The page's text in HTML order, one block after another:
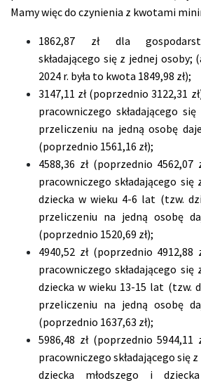
Mamy więc do czynienia z kwotami
1862,87 zł dla
składającego się z jednej
2024 r. była to kwota 1849,98 zł);
3147,11 zł (poprzednio 3122,31
pracowniczego składającego
przeliczeniu na jedną osobę
(poprzednio 1561,16 zł);
4588,36 zł (poprzednio 4562,07
pracowniczego składającego
dziecka w wieku 4-6 lat (tzw.
przeliczeniu na jedną osobę
(poprzednio 1520,69 zł);
4940,52 zł (poprzednio 4912,88
pracowniczego składającego
dziecka w wieku 13-15 lat (tzw.
przeliczeniu na jedną osobę
(poprzednio 1637,63 zł);
5986,48 zł (poprzednio 5944,11
pracowniczego składającego się
dziecka młodszego i